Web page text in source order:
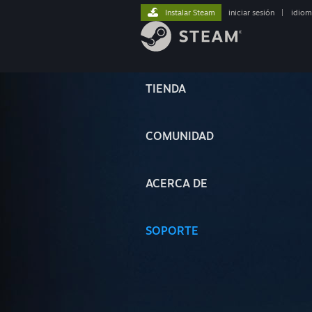
TIENDA
COMUNIDAD
ACERCA DE
SOPORTE
Instalar Steam iniciar sesión